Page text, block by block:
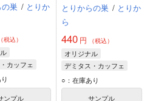
巣 / とりか
（税込）
カッフェ
フラガ
アイザラ
ンプル
とりからの巣 / とりか
ら
440円 （税込）
オリジナル
デミタス・カッフェ
マフィン・フラガ
ハルナス・アイザラ
○：在庫あり
サンプル